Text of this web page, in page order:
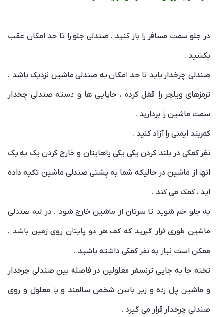
در جلو سمت مسافر را باز کنید . صندلی جلو را تا حد امکان عقب
بکشید .
صندلی چرخدار باید تا حد امکان به صندلی ماشین نزدیک باشد .
ترمزهای ویلچر را قفل کرده ، جاپایی ها و دسته صندلی چخدار
سمت ماشین را بردارید .
کمربند ایمنی را آزاد کنید .
نفر کمکی در بلند کردن یکی یکی پاهایتان و خارج کردن یک به یک
انها از ماشین در حالیکه شما به پشتی صندلی ماشین تکیه داده
اید ، کمک می کند .
به جلو خم شوید تا سرتان از ماشین خارج شود . در لبه صندلی
ماشین طوری قرار گیرید که کف هر دو پایتان روی زمین باشد .
ممکن است نیاز به نفر کمکی داشته باشید .
تخته جا به جایی ترنسفر معلولین در فاصله بین صندلی چرخدار
و ماشین پل زده و زیر باسن شخص سالمند و یا معلول و روی
صندلی چرخدار قرار می گیرد .